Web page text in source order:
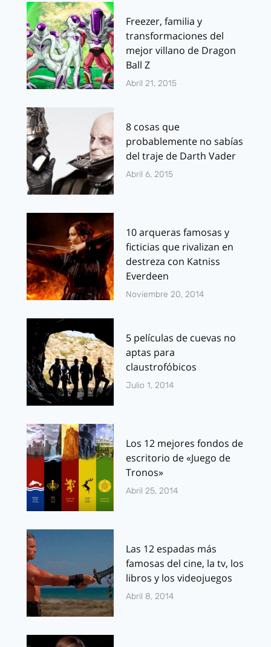
Freezer, familia y
transformaciones del
mejor villano de Dragon
Ball Z
Abril 21, 2015
8 cosas que
probablemente no sabías
del traje de Darth Vader
Abril 6, 2015
10 arqueras famosas y
ficticias que rivalizan en
destreza con Katniss
Everdeen
Noviembre 20, 2014
5 películas de cuevas no
aptas para
claustrofóbicos
Julio 1, 2014
Los 12 mejores fondos de
escritorio de «Juego de
Tronos»
Abril 25, 2014
Las 12 espadas más
famosas del cine, la tv, los
libros y los videojuegos
Abril 8, 2014